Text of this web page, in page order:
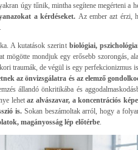
úgy tűnik, mintha segítene megérteni a
a kérdéseket. Az ember azt érzi,
A kutatások szerint biológiai,
mögötte mondjuk egy erősebb szorongás,
traumák, de végül is egy perfekcionizmus
az önvizsgálatra és az elemző
állandó önkritikába és
lehetaz alvászavar, a koncentrációs
is. Sokan beszámoltak arról, hogy a
magányosság lép előtérbe